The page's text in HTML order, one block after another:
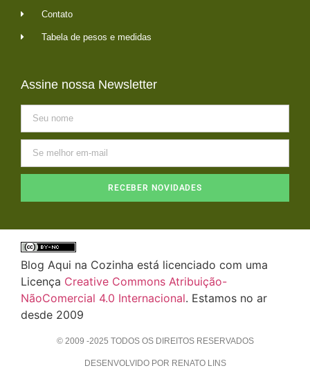
Contato
Tabela de pesos e medidas
Assine nossa Newsletter
RECEBER NOVIDADES
Blog Aqui na Cozinha está licenciado com uma
Licença Creative Commons Atribuição-
NãoComercial 4.0 Internacional. Estamos no ar
desde 2009
© 2009 -2025 TODOS OS DIREITOS RESERVADOS
DESENVOLVIDO POR RENATO LINS